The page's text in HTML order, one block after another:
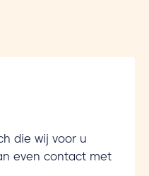
die wij voor u
even contact met